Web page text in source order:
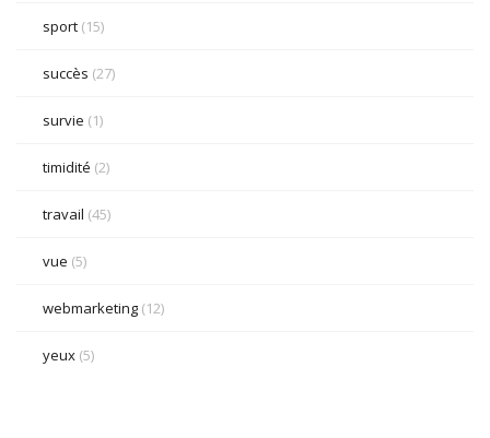
sport (15)
succès (27)
survie (1)
timidité (2)
travail (45)
vue (5)
webmarketing (12)
yeux (5)